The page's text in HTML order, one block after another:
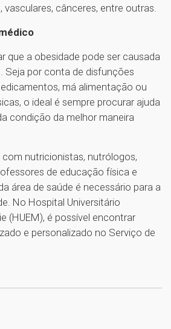
cânceres, entre outras.
que a obesidade pode ser causada
Seja por conta de disfunções
má alimentação ou
o ideal é sempre procurar ajuda
condição da melhor maneira
nutricionistas, nutrólogos,
de educação física e
área de saúde é necessário para a
No Hospital Universitário
(HUEM), é possível encontrar
e personalizado no Serviço de